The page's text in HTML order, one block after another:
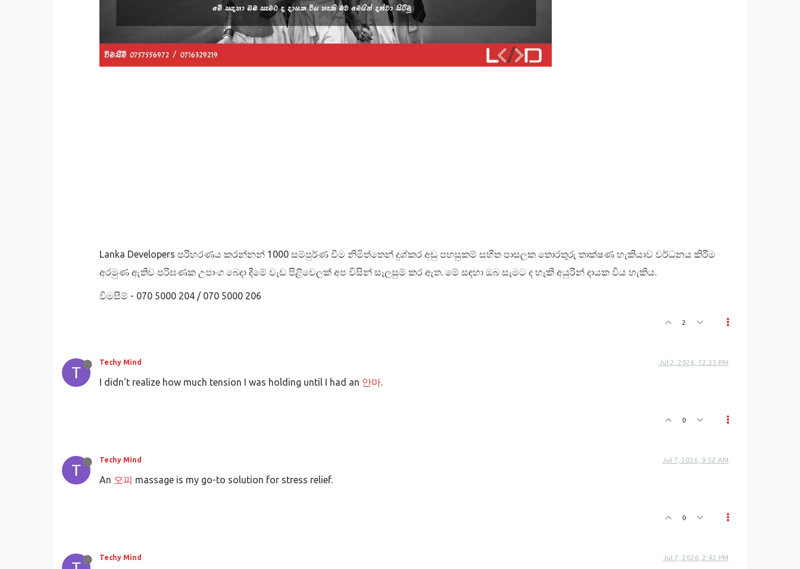
Lanka Developers පරිහරණය කරන්නන් 1000 සම්පුර්ණ වීම නිමිත්තෙන් දුශ්කර අඩු පහසුකම් සහිත පාසලක තොරතුරු තාක්ෂණ හැකියාව වර්ධනය කිරීම
අරමුණ ඇතිව පරිඝණක උපාංග බෙදා දීමේ වැඩ පිළිවෙලක් අප විසින් සැලසුම් කර ඇත. මේ සඳහා ඔබ සැමට ද හැකි අයුරින් දායක විය හැකිය.
විමසීම් - 070 5000 204 / 070 5000 206
2
Techy Mind Jul 2, 2026, 12:35 PM
I didn't realize how much tension I was holding until I had an 안마.
0
Techy Mind Jul 7, 2026, 9:52 AM
An 오피 massage is my go-to solution for stress relief.
0
Techy Mind Jul 7, 2026, 2:42 PM